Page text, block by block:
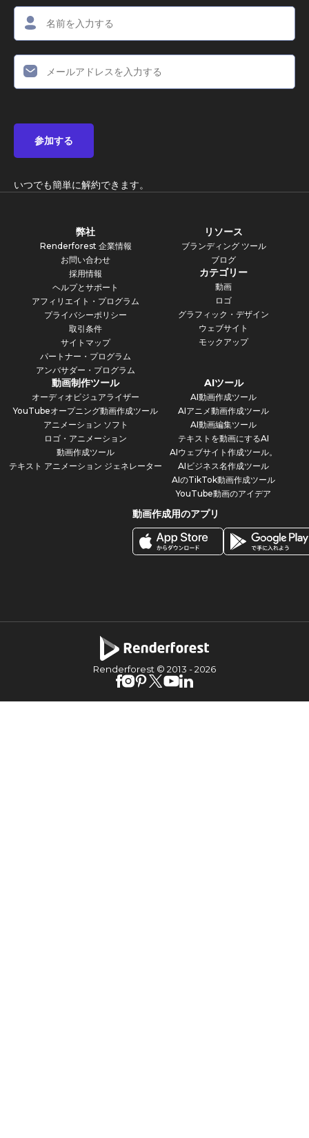
参加する
いつでも簡単に解約できます。
弊社
Renderforest 企業情報
お問い合わせ
採用情報
ヘルプとサポート
アフィリエイト・プログラム
プライバシーポリシー
取引条件
サイトマップ
パートナー・プログラム
アンバサダー・プログラム
リソース
ブランディング ツール
ブログ
カテゴリー
動画
ロゴ
グラフィック・デザイン
ウェブサイト
モックアップ
動画制作ツール
オーディオビジュアライザー
YouTubeオープニング動画作成ツール
アニメーション ソフト
ロゴ・アニメーション
動画作成ツール
テキスト アニメーション ジェネレーター
AIツール
AI動画作成ツール
AIアニメ動画作成ツール
AI動画編集ツール
テキストを動画にするAI
AIウェブサイト作成ツール。
AIビジネス名作成ツール
AIのTikTok動画作成ツール
YouTube動画のアイデア
動画作成用のアプリ
Renderforest © 2013 -2026